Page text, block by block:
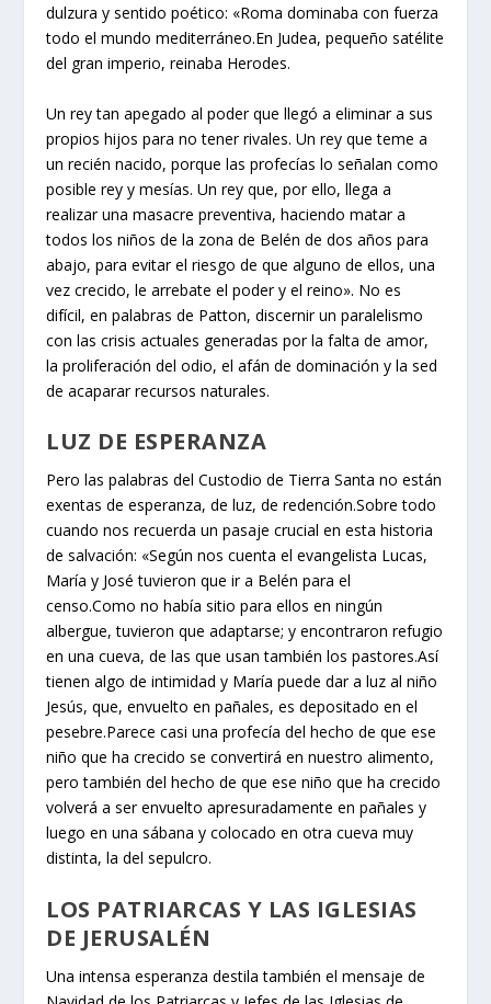
dulzura y sentido poético: «Roma dominaba con fuerza
todo el mundo mediterráneo.En Judea, pequeño satélite
del gran imperio, reinaba Herodes.
Un rey tan apegado al poder que llegó a eliminar a sus
propios hijos para no tener rivales. Un rey que teme a
un recién nacido, porque las profecías lo señalan como
posible rey y mesías. Un rey que, por ello, llega a
realizar una masacre preventiva, haciendo matar a
todos los niños de la zona de Belén de dos años para
abajo, para evitar el riesgo de que alguno de ellos, una
vez crecido, le arrebate el poder y el reino». No es
difícil, en palabras de Patton, discernir un paralelismo
con las crisis actuales generadas por la falta de amor,
la proliferación del odio, el afán de dominación y la sed
de acaparar recursos naturales.
LUZ DE ESPERANZA
Pero las palabras del Custodio de Tierra Santa no están
exentas de esperanza, de luz, de redención.Sobre todo
cuando nos recuerda un pasaje crucial en esta historia
de salvación: «Según nos cuenta el evangelista Lucas,
María y José tuvieron que ir a Belén para el
censo.Como no había sitio para ellos en ningún
albergue, tuvieron que adaptarse; y encontraron refugio
en una cueva, de las que usan también los pastores.Así
tienen algo de intimidad y María puede dar a luz al niño
Jesús, que, envuelto en pañales, es depositado en el
pesebre.Parece casi una profecía del hecho de que ese
niño que ha crecido se convertirá en nuestro alimento,
pero también del hecho de que ese niño que ha crecido
volverá a ser envuelto apresuradamente en pañales y
luego en una sábana y colocado en otra cueva muy
distinta, la del sepulcro.
LOS PATRIARCAS Y LAS IGLESIAS
DE JERUSALÉN
Una intensa esperanza destila también el mensaje de